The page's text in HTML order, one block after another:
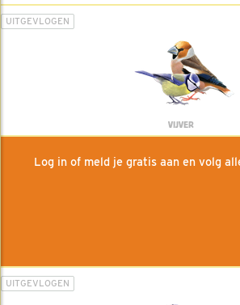
UITGEVLOGEN
VIJVER
Log in of meld je gratis aan en volg
UITGEVLOGEN